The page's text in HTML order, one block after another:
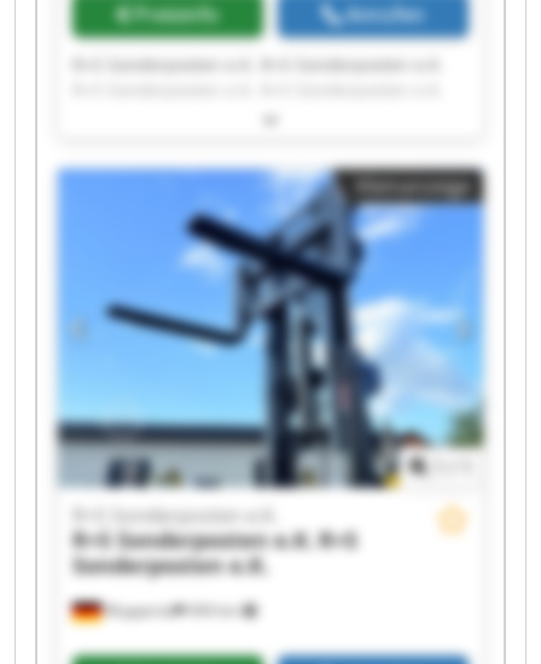
Preisinfo Anrufen
R+S Sonderposten e.K. R+S Sonderposten e.K.
R+S Sonderposten e.K. R+S Sonderposten e.K.
R+S Sonderposten e.K. R+S Sonderposten e.K.
R+S Sonderposten e.K. R+S Sonderposten e.K.
R+S Sonderposten e.K. R+S Sonderposten e.K.
R+S Sonderposten e.K. R+S Sonderposten e.K.
R+S Sonderposten e.K. R+S Sonderposten e.K.
Kleinanzeige
Wuppertal 494 km
R+S Sonderposten e.K.
R+S Sonderposten e.K. R+S
Sonderposten e.K.